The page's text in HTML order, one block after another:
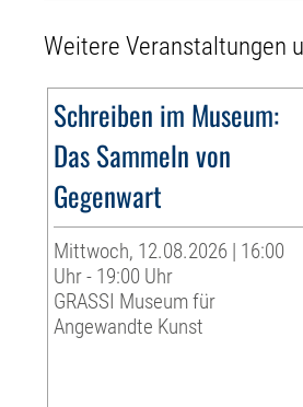
Weitere Veranstaltungen
Schreiben im Museum:
Das Sammeln von
Gegenwart
Mittwoch, 12.08.2026 | 16:00
Uhr - 19:00 Uhr
GRASSI Museum für
Angewandte Kunst